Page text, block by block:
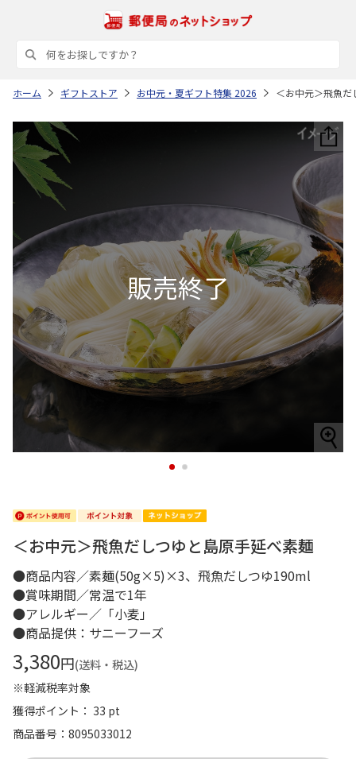
ホーム ギフトストア お中元・夏ギフト特集 2026 ＜お中元＞飛魚だ
1 2
＜お中元＞飛魚だしつゆと島原手延べ素麺
●商品内容／素麺(50g×5)×3、飛魚だしつゆ190ml
●賞味期間／常温で1年
●アレルギー／「小麦」
●商品提供：サニーフーズ
3,380円(送料・税込)
※軽減税率対象
獲得ポイント： 33 pt
商品番号
8095033012